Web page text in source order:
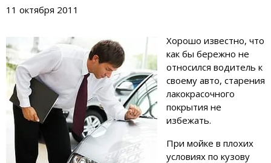
11 октября 2011
Хорошо известно, что
как бы бережно не
относился водитель к
своему авто, старения
лакокрасочного
покрытия не
избежать.
При мойке в плохих
условиях по кузову